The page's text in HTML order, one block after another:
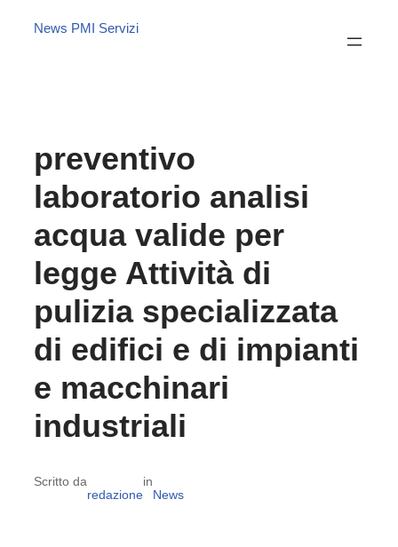
News PMI Servizi
preventivo
laboratorio analisi
acqua valide per
legge Attività di
pulizia specializzata
di edifici e di impianti
e macchinari
industriali
Scritto da
redazione
in
News